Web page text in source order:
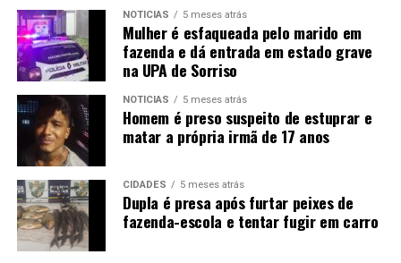
NOTÍCIAS 5 meses atrás
Mulher é esfaqueada pelo marido em
fazenda e dá entrada em estado grave
na UPA de Sorriso
NOTÍCIAS 5 meses atrás
Homem é preso suspeito de estuprar e
matar a própria irmã de 17 anos
CIDADES 5 meses atrás
Dupla é presa após furtar peixes de
fazenda-escola e tentar fugir em carro